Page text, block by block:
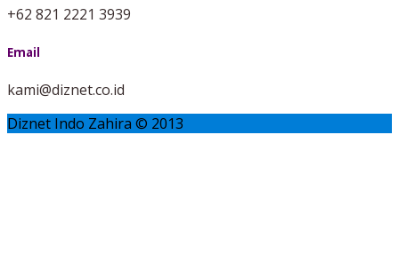
+62 821 2221 3939
Email
kami@diznet.co.id
Diznet Indo Zahira © 2013